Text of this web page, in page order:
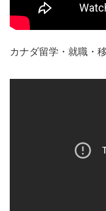
カナダ留学・就職・